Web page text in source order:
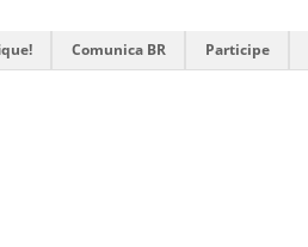
Comunica BR Participe